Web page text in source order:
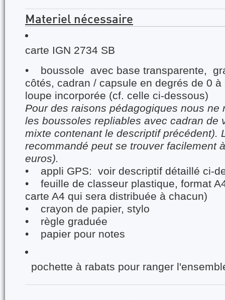
Materiel nécessaire
carte IGN 2734 SB
• boussole avec base transparente,
côtés, cadran / capsule en degrés de 0
loupe incorporée (cf. celle ci-dessous)
Pour des raisons pédagogiques nous ne
les boussoles repliables avec cadran de
mixte contenant le descriptif précédent).
recommandé peut se trouver facilement
euros).
• appli GPS: voir descriptif détaillé ci-
• feuille de classeur plastique, format
carte A4 qui sera distribuée à chacun)
• crayon de papier, stylo
• règle graduée
• papier pour notes
pochette à rabats pour ranger